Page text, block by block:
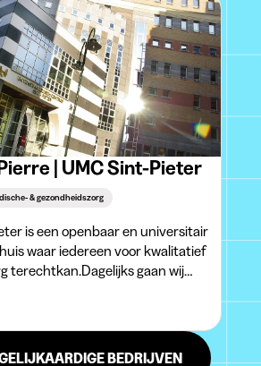
| UMC Sint-Pieter
& gezondheidszorg
is een openbaar en universitair
waar iedereen voor kwalitatief
terechtkan.Dagelijks gaan wij
volksgezondheid en
ons universitaire karakter door
in onderzoek en on
BEDRIJVEN